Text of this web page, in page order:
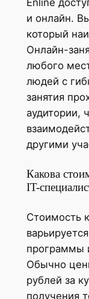
Enline
и онлайн.
который
Онлайн-
любого
людей с
занятия
аудитории,
другими
Какова
IT-
Стоимость
программы
Обычно
рублей за
получения